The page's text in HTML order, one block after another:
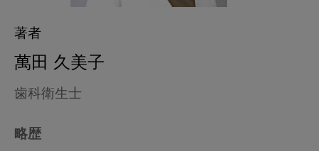
著者
萬田 久美子
歯科衛生士
略歴